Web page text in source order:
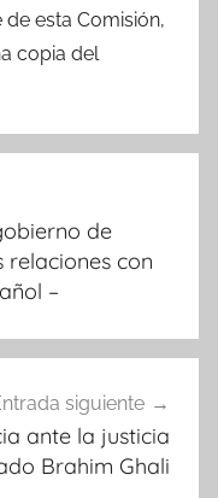
esta Comisión,
copia del
de
relaciones con
–
siguiente
ante la justicia
Brahim Ghali